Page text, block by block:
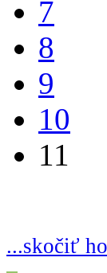
7
8
9
10
11
...skočiť